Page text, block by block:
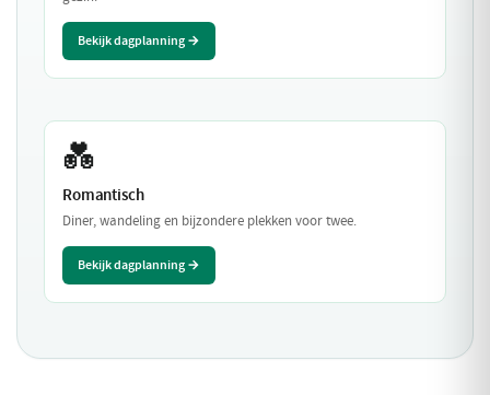
Bekijk dagplanning →
💑
Romantisch
Diner, wandeling en bijzondere plekken voor twee.
Bekijk dagplanning →